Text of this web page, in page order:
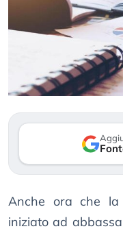
Anche ora che la
iniziato ad